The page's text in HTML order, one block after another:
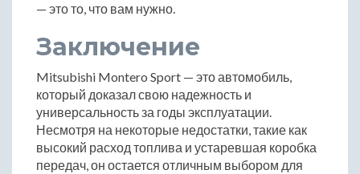
— это то, что вам нужно.
Заключение
Mitsubishi Montero Sport — это автомобиль,
который доказал свою надежность и
универсальность за годы эксплуатации.
Несмотря на некоторые недостатки, такие как
высокий расход топлива и устаревшая коробка
передач, он остается отличным выбором для